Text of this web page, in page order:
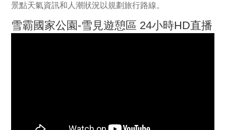
景點天氣資訊和人潮狀況以規劃旅行路線。
雪霸國家公園-雪見遊憩區 24小時HD直播